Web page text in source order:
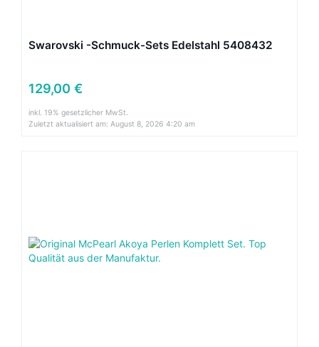
Swarovski -Schmuck-Sets Edelstahl 5408432
129,00 €
inkl. 19% gesetzlicher MwSt.
Zuletzt aktualisiert am: August 8, 2026 4:20 am